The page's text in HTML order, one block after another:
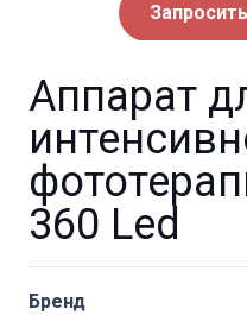
Аппарат
360 Led
Бренд